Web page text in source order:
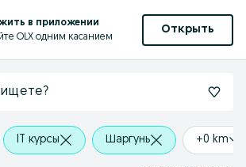
в приложении
OLX одним касанием
Открыть
IT курсы Шаргунь +0 km